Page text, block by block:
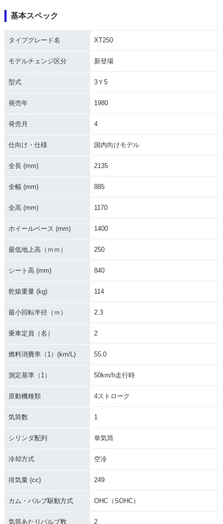
基本スペック
タイプグレード名 XT250
モデルチェンジ区分 新登場
型式 3Ｙ5
発売年 1980
発売月 4
仕向け・仕様 国内向けモデル
全長 (mm) 2135
全幅 (mm) 885
全高 (mm) 1170
ホイールベース (mm) 1400
最低地上高（ｍｍ） 250
シート高 (mm) 840
乾燥重量 (kg) 114
最小回転半径（ｍ） 2.3
乗車定員（名） 2
燃料消費率（1）(km/L) 55.0
測定基準（1） 50km/h走行時
原動機種類 4ストローク
気筒数 1
シリンダ配列 単気筒
冷却方式 空冷
排気量 (cc) 249
カム・バルブ駆動方式 OHC（SOHC）
気筒あたりバルブ数 2